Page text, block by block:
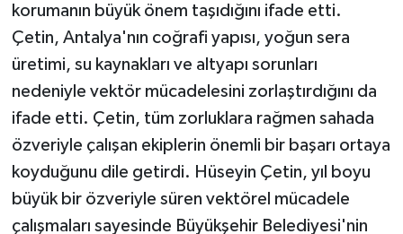
korumanın büyük önem taşıdığını ifade etti.
Çetin, Antalya'nın coğrafi yapısı, yoğun sera
üretimi, su kaynakları ve altyapı sorunları
nedeniyle vektör mücadelesini zorlaştırdığını da
ifade etti. Çetin, tüm zorluklara rağmen sahada
özveriyle çalışan ekiplerin önemli bir başarı ortaya
koyduğunu dile getirdi. Hüseyin Çetin, yıl boyu
büyük bir özveriyle süren vektörel mücadele
çalışmaları sayesinde Büyükşehir Belediyesi'nin